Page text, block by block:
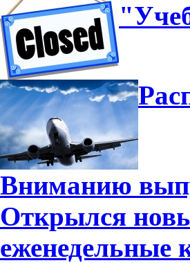
Вниманию
Открылся
еженедельные